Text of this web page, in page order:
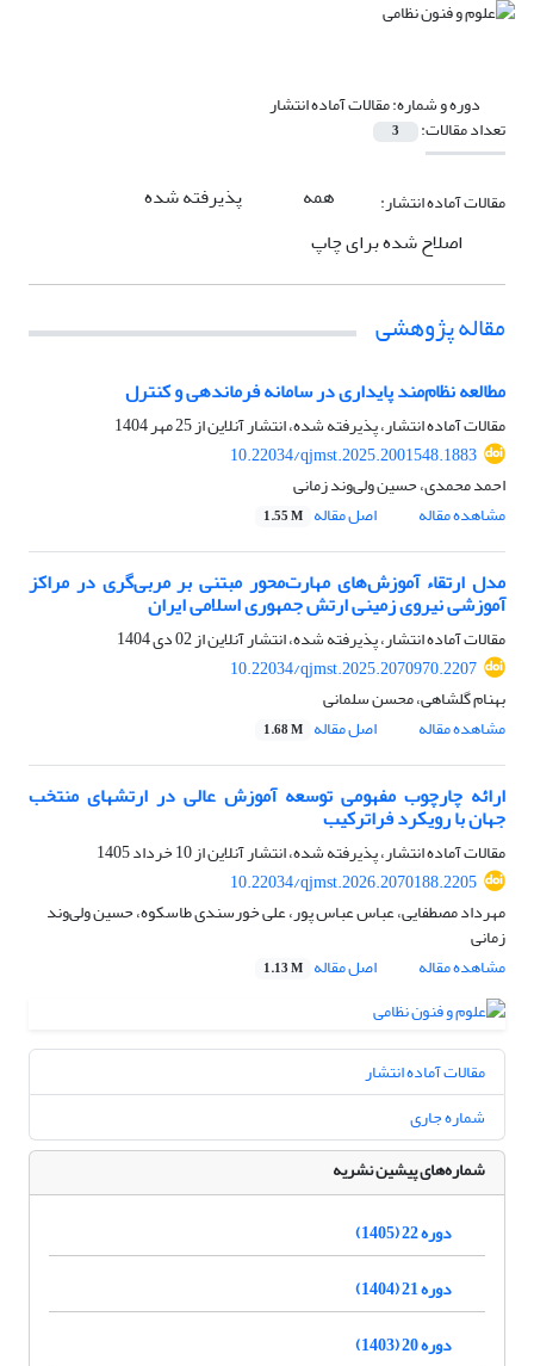
دوره و شماره:مقالات آماده انتشار
تعداد مقالات: 3
مقالات آماده انتشار: همه
پذیرفته شده
اصلاح شده برای چاپ
مقاله پژوهشی
مطالعه نظام‌مند پایداری در سامانه فرماندهی و کنترل
مقالات آماده انتشار، پذیرفته شده، انتشار آنلاین از25 مهر 1404
10.22034/qjmst.2025.2001548.1883
احمد محمدی، حسین ولی‌وند زمانی
مشاهده مقاله
اصل مقاله 1.55 M
مدل ارتقاء آموزش‌های مهارت‌محور مبتنی بر مربی‌گری در مراکز
آموزشی نیروی زمینی ارتش جمهوری اسلامی ایران
مقالات آماده انتشار، پذیرفته شده، انتشار آنلاین از02 دی 1404
10.22034/qjmst.2025.2070970.2207
بهنام گلشاهی، محسن سلمانی
مشاهده مقاله
اصل مقاله 1.68 M
ارائه چارچوب مفهومی توسعه آموزش عالی در ارتش‎های منتخب
جهان با رویکرد فراترکیب
مقالات آماده انتشار، پذیرفته شده، انتشار آنلاین از10 خرداد 1405
10.22034/qjmst.2026.2070188.2205
مهرداد مصطفایی، عباس عباس پور، علی خورسندی طاسکوه، حسین ولی‌وند
زمانی
مشاهده مقاله
اصل مقاله 1.13 M
مقالات آماده انتشار
شماره جاری
شماره‌های پیشین نشریه
دوره 22 (1405)
دوره 21 (1404)
دوره 20 (1403)